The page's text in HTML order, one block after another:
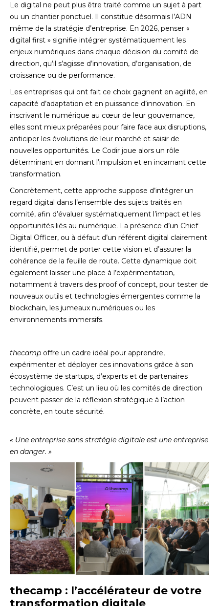
Le digital ne peut plus être traité comme un sujet à part
ou un chantier ponctuel. Il constitue désormais l’ADN
même de la stratégie d’entreprise. En 2026, penser «
digital first » signifie intégrer systématiquement les
enjeux numériques dans chaque décision du comité de
direction, qu’il s’agisse d’innovation, d’organisation, de
croissance ou de performance.
Les entreprises qui ont fait ce choix gagnent en agilité, en
capacité d’adaptation et en puissance d’innovation. En
inscrivant le numérique au cœur de leur gouvernance,
elles sont mieux préparées pour faire face aux disruptions,
anticiper les évolutions de leur marché et saisir de
nouvelles opportunités. Le Codir joue alors un rôle
déterminant en donnant l’impulsion et en incarnant cette
transformation.
Concrètement, cette approche suppose d’intégrer un
regard digital dans l’ensemble des sujets traités en
comité, afin d’évaluer systématiquement l’impact et les
opportunités liés au numérique. La présence d’un Chief
Digital Officer, ou à défaut d’un référent digital clairement
identifié, permet de porter cette vision et d’assurer la
cohérence de la feuille de route. Cette dynamique doit
également laisser une place à l’expérimentation,
notamment à travers des proof of concept, pour tester de
nouveaux outils et technologies émergentes comme la
blockchain, les jumeaux numériques ou les
environnements immersifs.
thecamp offre un cadre idéal pour apprendre,
expérimenter et déployer ces innovations grâce à son
écosystème de startups, d’experts et de partenaires
technologiques. C’est un lieu où les comités de direction
peuvent passer de la réflexion stratégique à l’action
concrète, en toute sécurité.
« Une entreprise sans stratégie digitale est une entreprise
en danger. »
thecamp : l’accélérateur de votre
transformation digitale